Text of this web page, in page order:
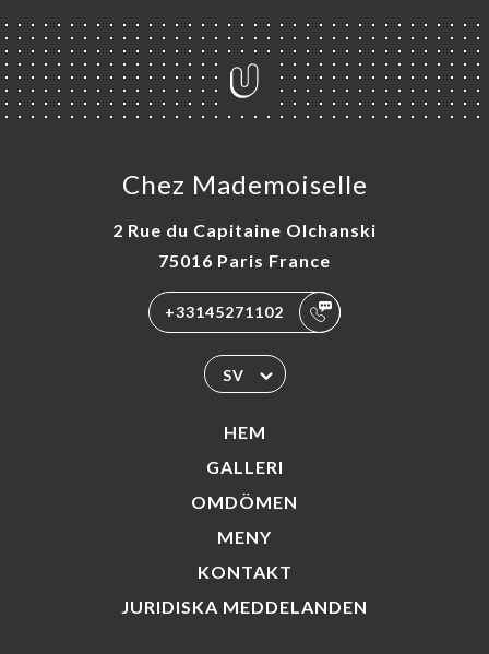
Chez Mademoiselle
2 Rue du Capitaine Olchanski
75016 Paris France
+33145271102
SV
HEM
GALLERI
OMDÖMEN
MENY
KONTAKT
JURIDISKA MEDDELANDEN